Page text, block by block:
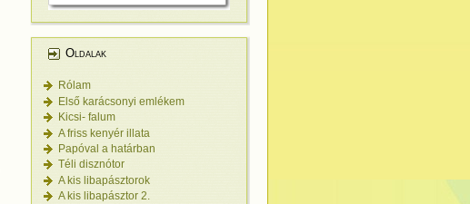
Oldalak
Rólam
Első karácsonyi emlékem
Kicsi- falum
A friss kenyér illata
Papóval a határban
Téli disznótor
A kis libapásztorok
A kis libapásztor 2.